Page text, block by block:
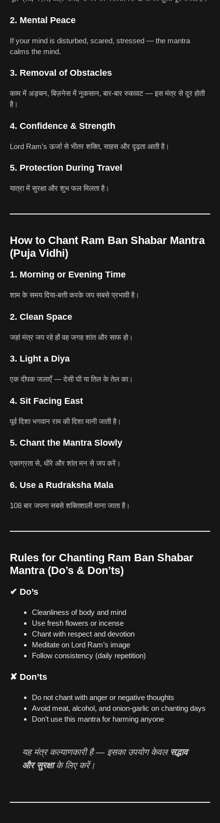
2. Mental Peace
If your mind is disturbed, scared, stressed — the mantra
calms the mind.
3. Removal of Obstacles
काम में अड़चन, बिज़नेस में नुकसान, बार-बार रुकावट — इस मंत्र से दूर होती
है।
4. Confidence & Strength
Lord Ram’s ऊर्जा से भीतर शक्ति, साहस और दृढ़ता आती है।
5. Protection During Travel
यात्रा में सुरक्षा और शुभ फल मिलता है।
How to Chant Ram Ban Shabar Mantra
(Puja Vidhi)
1. Morning or Evening Time
शाम के समय दिया-बत्ती करके जप सबसे प्रभावी है।
2. Clean Space
जहां मंत्र जप रहे हों वह जगह शांत और साफ हो।
3. Light a Diya
एक दीपक जलाएँ — देसी घी या तिल के तेल का।
4. Sit Facing East
पूर्व दिशा भगवान राम की दिशा मानी जाती है।
5. Chant the Mantra Slowly
एकाग्रता से, धीरे और शांत मन से जप करें।
6. Use a Rudraksha Mala
108 बार जपना सबसे शक्तिशाली माना जाता है।
Rules for Chanting Ram Ban Shabar
Mantra (Do’s & Don’ts)
✔ Do’s
Cleanliness of body and mind
Use fresh flowers or incense
Chant with respect and devotion
Meditate on Lord Ram’s image
Follow consistency (daily repetition)
✘ Don’ts
Do not chant with anger or negative thoughts
Avoid meat, alcohol, and onion-garlic on chanting days
Don’t use this mantra for harming anyone
यह मंत्र कल्याणकारी है — इसका उपयोग केवल सद्भाव
और सुरक्षाके लिए करें।